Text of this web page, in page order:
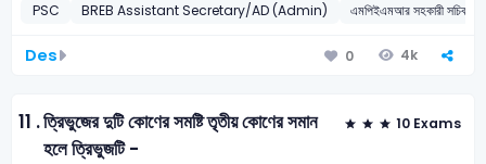
PSC BREB Assistant Secretary/AD (Admin) এমপিইএমআর সহকারী সচিব/
Des 0 4k
11 .ত্রিভুজের দুটি কোণের সমষ্টি তৃতীয় কোণের সমান
হলে ত্রিভুজটি -
10 Exams